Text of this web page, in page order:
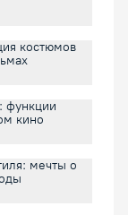
костюмов
функции
кино
мечты о